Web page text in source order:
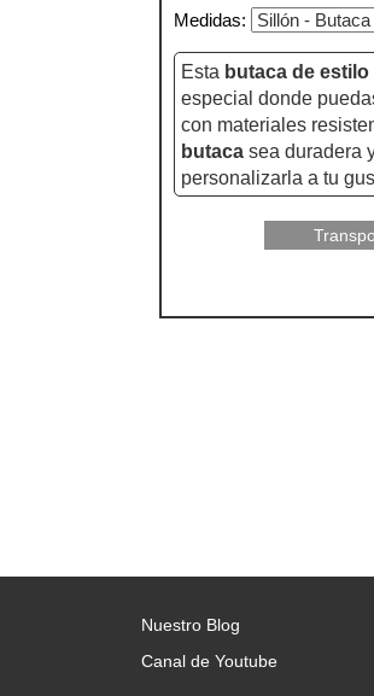
Medidas:
Esta butaca de
especial donde
con materiales
butaca sea duradera
personalizarla a tu
cualquier estancia de
que te ofrece esta
Nuestro Blog
Canal de Youtube